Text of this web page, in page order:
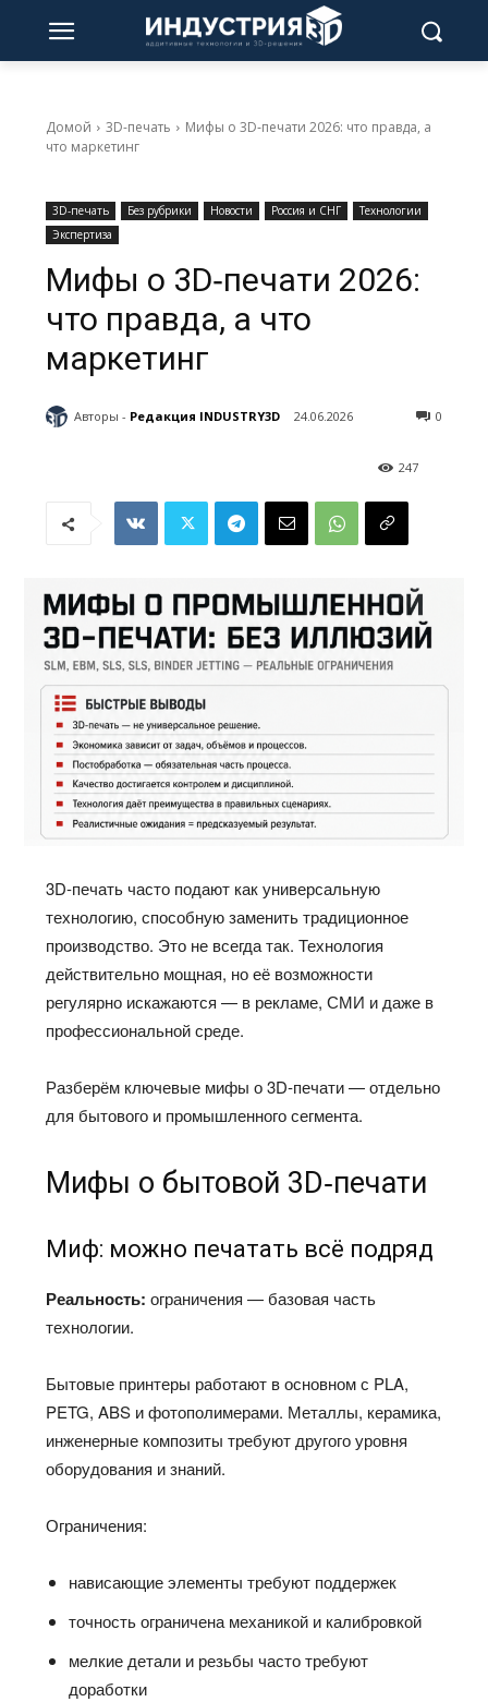
Домой 3D-печать
Мифы о 3D‑печати 2026: что правда, а
что маркетинг
3D-печать Без рубрики Новости Россия и СНГ
Технологии
Экспертиза
Мифы о 3D‑печати 2026:
что правда, а что
маркетинг
Авторы - Редакция INDUSTRY3D 24.06.2026 0
247
3D‑печать часто подают как универсальную
технологию, способную заменить традиционное
производство. Это не всегда так. Технология
действительно мощная, но её возможности
регулярно искажаются — в рекламе, СМИ и даже в
профессиональной среде.
Разберём ключевые мифы о 3D‑печати — отдельно
для бытового и промышленного сегмента.
Мифы о бытовой 3D‑печати
Миф: можно печатать всё подряд
Реальность: ограничения — базовая часть
технологии.
Бытовые принтеры работают в основном с PLA,
PETG, ABS и фотополимерами. Металлы, керамика,
инженерные композиты требуют другого уровня
оборудования и знаний.
Ограничения:
нависающие элементы требуют поддержек
точность ограничена механикой и калибровкой
мелкие детали и резьбы часто требуют
доработки